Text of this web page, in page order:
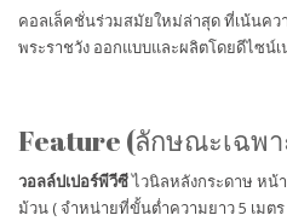
คอลเล็คชั่นร่วมสมัยใหม่ล่าสุด ที่เน้นค
พระราชวัง ออกแบบและผลิตโดยดีไซน์เ
Feature (ลักษณะเฉพ
วอลล์ปเปอร์พีวีซีไวนิลหลังกระดาษ หน้า
ม้วน ( จำหน่ายที่ขั้นต่ำความยาว 5 เมต